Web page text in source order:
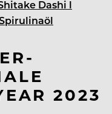
Dashi l
2023